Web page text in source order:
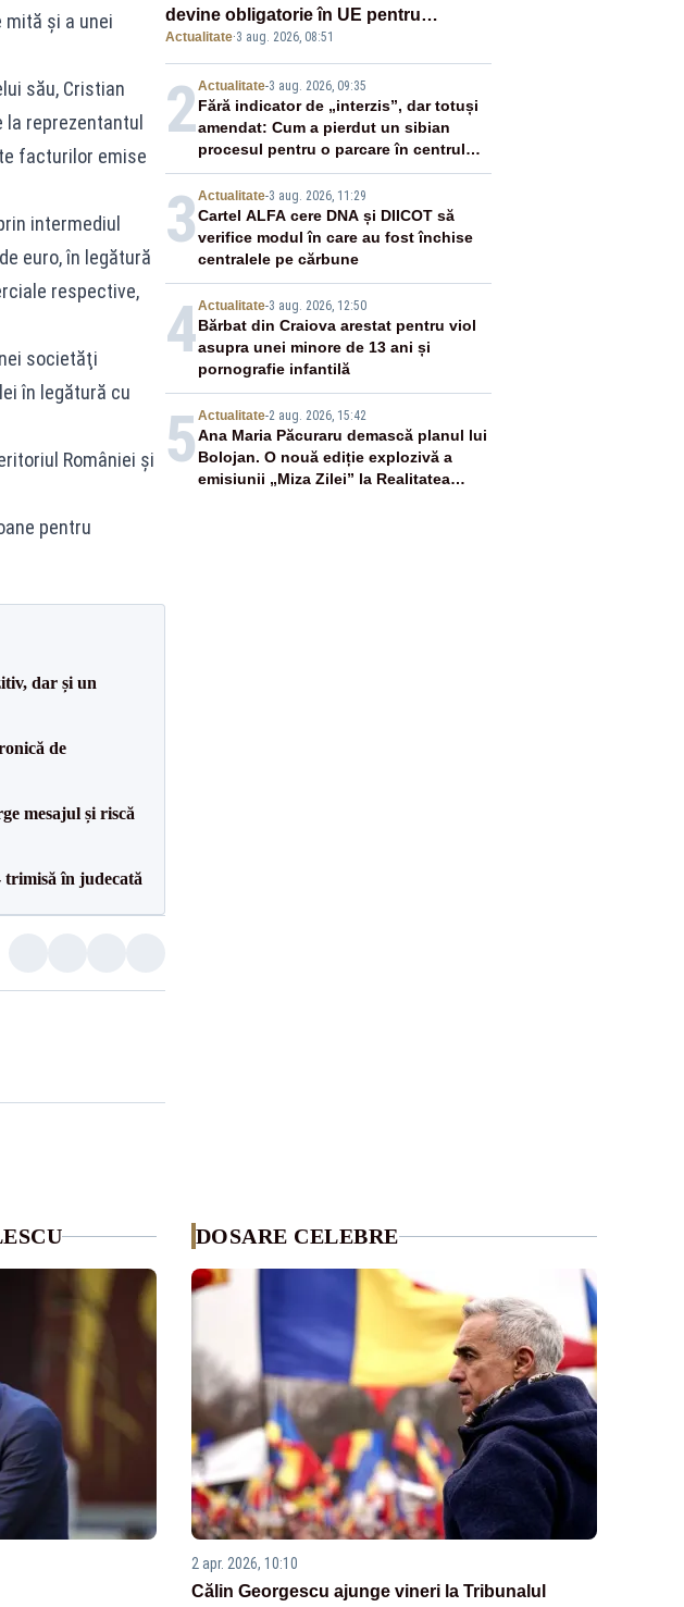
mită şi a unei
său, Cristian
reprezentantul
facturilor emise
intermediul
euro, în legătură
respective,
societăţi
în legătură cu
României şi
pentru
dar și un
de
mesajul și riscă
trimisă în judecată
devine obligatorie în UE pentru
companii
Actualitate·3 aug. 2026, 08:51
2Actualitate-3 aug. 2026, 09:35
Fără indicator de „interzis”, dar totuși
amendat: Cum a pierdut un sibian
procesul pentru o parcare în centrul
orașului
3 Actualitate-3 aug. 2026, 11:29
Cartel ALFA cere DNA și DIICOT să
verifice modul în care au fost închise
centralele pe cărbune
4Actualitate-3 aug. 2026, 12:50
Bărbat din Craiova arestat pentru viol
asupra unei minore de 13 ani și
pornografie infantilă
5 Actualitate-2 aug. 2026, 15:42
Ana Maria Păcuraru demască planul lui
Bolojan. O nouă ediție explozivă a
emisiunii „Miza Zilei” la Realitatea
DOSARE CELEBRE
2 apr. 2026, 10:10
Călin Georgescu ajunge vineri la Tribunalul